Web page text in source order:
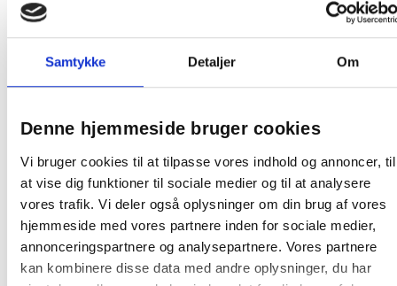
Samtykke Detaljer Om
Denne hjemmeside bruger cookies
Vi bruger cookies til at tilpasse vores indhold og annoncer, til
at vise dig funktioner til sociale medier og til at analysere
vores trafik. Vi deler også oplysninger om din brug af vores
hjemmeside med vores partnere inden for sociale medier,
annonceringspartnere og analysepartnere. Vores partnere
kan kombinere disse data med andre oplysninger, du har
THOR Flex Fingerdyppet nitrilhandske str. 7
sort
52,13 / par